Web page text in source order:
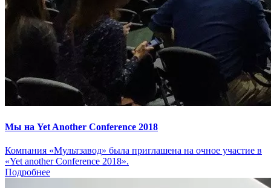
Мы на Yet Another Conference 2018
Компания «Мультзавод» была приглашена на очное участие в
«Yet another Conference 2018».
Подробнее